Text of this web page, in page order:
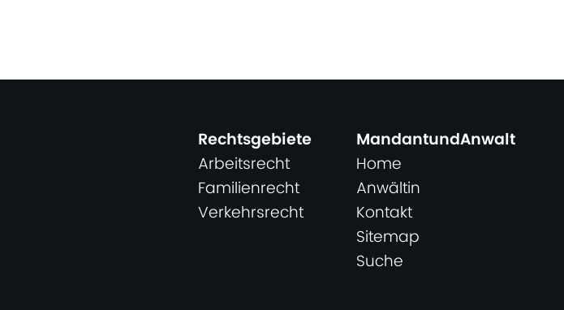
Rechtsgebiete
Arbeitsrecht
Familienrecht
Verkehrsrecht
MandantundAnwalt
Home
Anwältin
Kontakt
Sitemap
Suche